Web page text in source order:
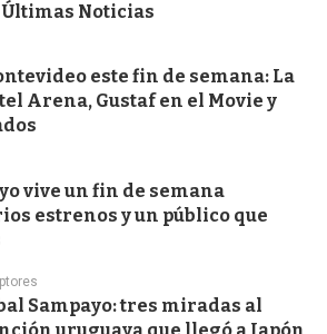
Últimas Noticias
este fin de semana: La
Arena, Gustaf en el Movie y
vive un fin de semana
estrenos y un público que
Sampayo: tres miradas al